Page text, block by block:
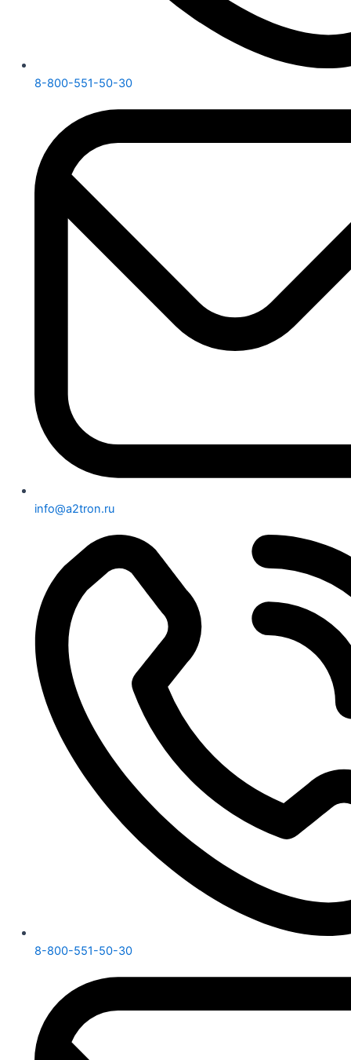
8-800-551-50-30
info@a2tron.ru
8-800-551-50-30